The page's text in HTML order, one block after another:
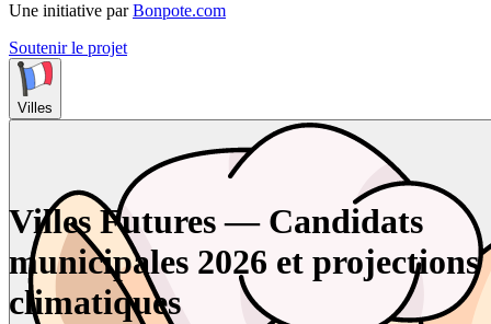
Une initiative par Bonpote.com
Soutenir le projet
Villes
Villes Futures — Candidats
municipales 2026 et projections
climatiques